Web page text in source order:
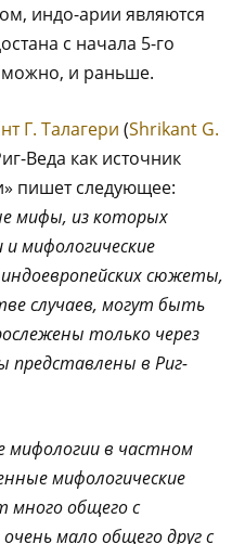
индо-арии являются
с начала 5-го
и раньше.
Г. Талагери (Shrikant G.
Веда как источник
пишет следующее:
мифы, из которых
мифологические
сюжеты,
случаев, могут быть
только через
представлены в Риг-
мифологии в частном
мифологические
общего с
мало общего друг с